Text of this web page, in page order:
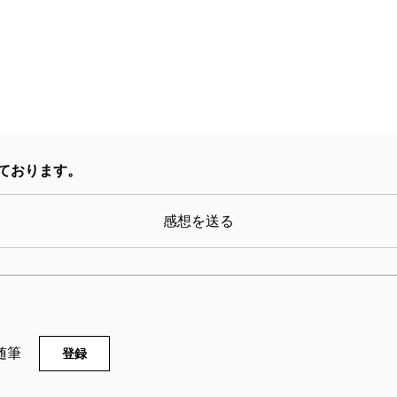
のまま持続して別の形で表現する感性のみずみずしさ
ところで、この本をたのしむコツがある。それはゆ
ードより二割ぐらいゆっくり読むと、言葉と言葉のあ
おります。
感想を送る
筆 登録